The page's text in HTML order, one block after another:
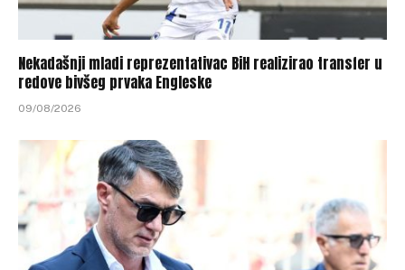
Nekadašnji mladi reprezentativac BiH realizirao transfer u
redove bivšeg prvaka Engleske
09/08/2026